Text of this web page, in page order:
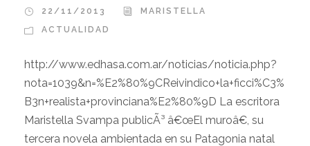
22/11/2013
MARISTELLA
ACTUALIDAD
http://www.edhasa.com.ar/noticias/noticia.php?
nota=1039&n=%E2%80%9CReivindico+la+ficci%C3%
B3n+realista+provinciana%E2%80%9D La escritora
Maristella Svampa publicÃ³ â€œEl muroâ€, su
tercera novela ambientada en su Patagonia natal